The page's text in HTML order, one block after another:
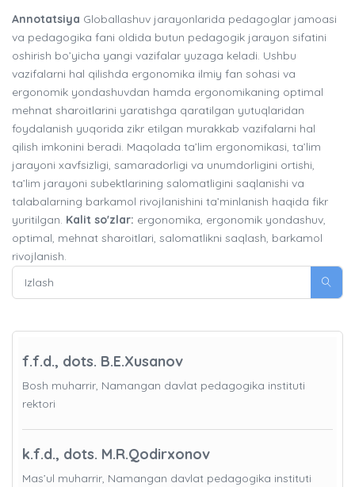
Annotatsiya Globallashuv jarayonlarida pedagoglar jamoasi
va pedagogika fani oldida butun pedagogik jarayon sifatini
oshirish bo’yicha yangi vazifalar yuzaga keladi. Ushbu
vazifalarni hal qilishda ergonomika ilmiy fan sohasi va
ergonomik yondashuvdan hamda ergonomikaning optimal
mehnat sharoitlarini yaratishga qaratilgan yutuqlaridan
foydalanish yuqorida zikr etilgan murakkab vazifalarni hal
qilish imkonini beradi. Maqolada ta’lim ergonomikasi, ta’lim
jarayoni xavfsizligi, samaradorligi va unumdorligini ortishi,
ta’lim jarayoni subektlarining salomatligini saqlanishi va
talabalarning barkamol rivojlanishini ta’minlanish haqida fikr
yuritilgan. Kalit so'zlar: ergonomika, ergonomik yondashuv,
optimal, mehnat sharoitlari, salomatlikni saqlash, barkamol
rivojlanish.
f.f.d., dots. B.E.Xusanov
Bosh muharrir, Namangan davlat pedagogika instituti
rektori
k.f.d., dots. M.R.Qodirxonov
Mas’ul muharrir, Namangan davlat pedagogika instituti